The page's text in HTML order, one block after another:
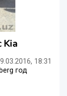
Kia
18:31
год